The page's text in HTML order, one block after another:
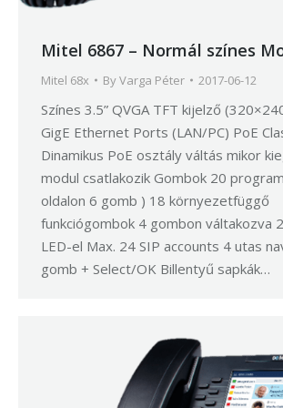
Mitel 6867 – Normál színes
Mitel 68x ByVarga Péter 2017-06-12
Színes 3.5” QVGA TFT kijelző
GigE Ethernet Ports (LAN/PC) PoE
Dinamikus PoE osztály váltás mikor
modul csatlakozik Gombok 20
oldalon 6 gomb ) 18 környezetfüggő
funkciógombok 4 gombon váltakozva
LED-el Max. 24 SIP accounts 4 utas
gomb + Select/OK Billentyű sapkák…